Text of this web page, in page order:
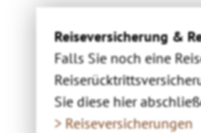
Reiseversicherung &
Falls Sie noch eine
Sie diese hier
> Reiseversicherungen